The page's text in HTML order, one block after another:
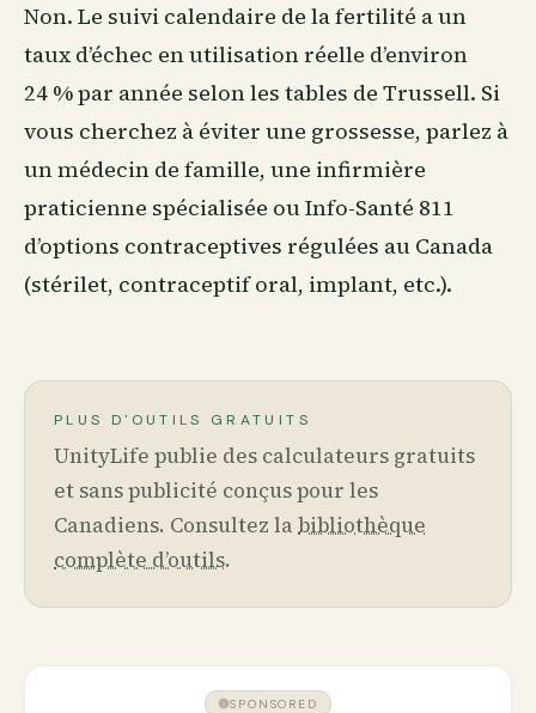
Non. Le suivi calendaire de la fertilité a un
taux d’échec en utilisation réelle d’environ
24 % par année selon les tables de Trussell. Si
vous cherchez à éviter une grossesse, parlez à
un médecin de famille, une infirmière
praticienne spécialisée ou Info-Santé 811
d’options contraceptives régulées au Canada
(stérilet, contraceptif oral, implant, etc.).
PLUS D'OUTILS GRATUITS
UnityLife publie des calculateurs gratuits
et sans publicité conçus pour les
Canadiens. Consultez la bibliothèque
complète d’outils.
SPONSORED